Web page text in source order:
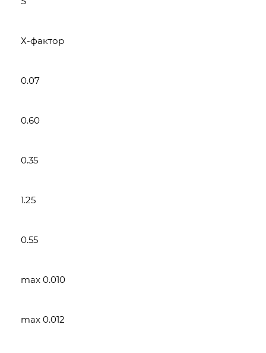
Х-фактор
0.07
0.60
0.35
1.25
0.55
max 0.010
max 0.012